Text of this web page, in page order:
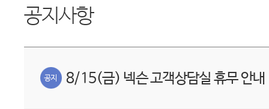
공지사항
8/15(금) 넥슨 고객상담실 휴무 안내